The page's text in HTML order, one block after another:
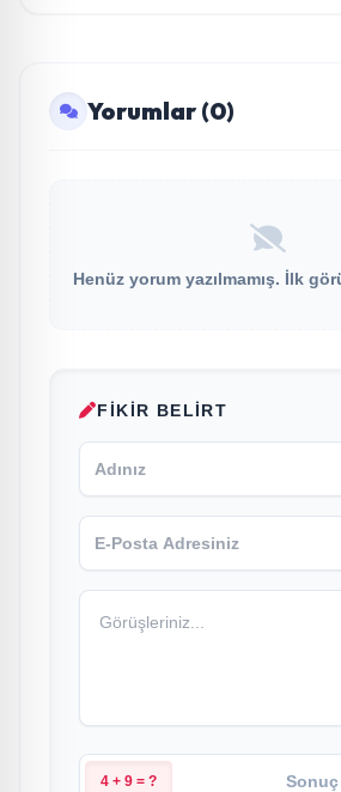
Yorumlar (0)
Henüz yorum yazılmamış. İlk
FIKIR BELIRT
4 + 9 = ?